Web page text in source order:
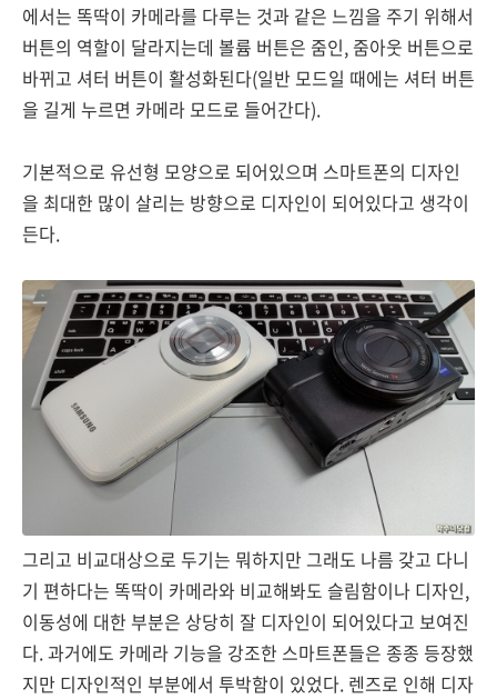
에서는 똑딱이 카메라를 다루는 것과 같은 느낌을 주기 위해서
버튼의 역할이 달라지는데 볼륨 버튼은 줌인, 줌아웃 버튼으로
바뀌고 셔터 버튼이 활성화된다(일반 모드일 때에는 셔터 버튼
을 길게 누르면 카메라 모드로 들어간다).
기본적으로 유선형 모양으로 되어있으며 스마트폰의 디자인
을 최대한 많이 살리는 방향으로 디자인이 되어있다고 생각이
든다.
그리고 비교대상으로 두기는 뭐하지만 그래도 나름 갖고 다니
기 편하다는 똑딱이 카메라와 비교해봐도 슬림함이나 디자인,
이동성에 대한 부분은 상당히 잘 디자인이 되어있다고 보여진
다. 과거에도 카메라 기능을 강조한 스마트폰들은 종종 등장했
지만 디자인적인 부분에서 투박함이 있었다. 렌즈로 인해 디자